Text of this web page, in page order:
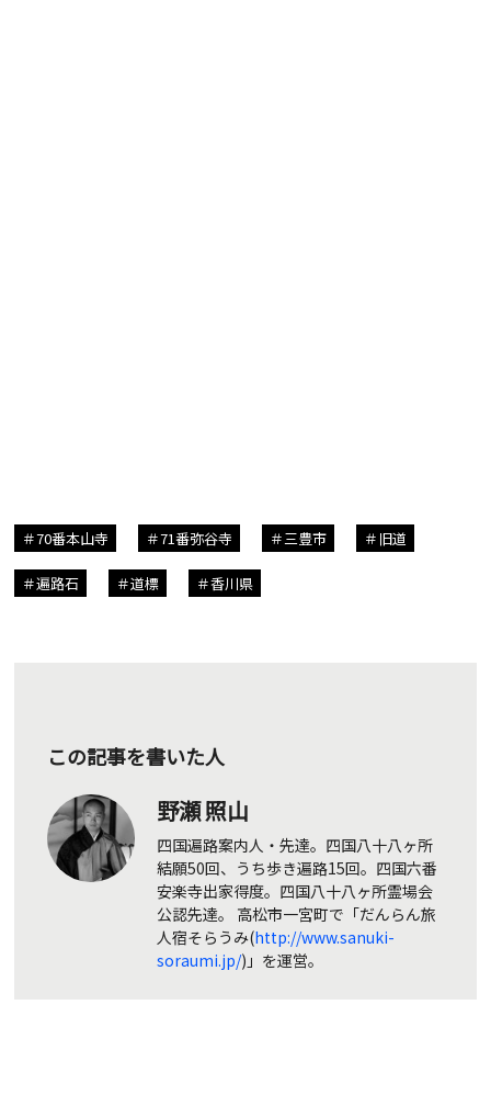
70番本山寺 71番弥谷寺 三豊市 旧道
遍路石 道標 香川県
この記事を書いた人
野瀬 照山
四国遍路案内人・先達。四国八十八ヶ所
結願50回、うち歩き遍路15回。四国六番
安楽寺出家得度。四国八十八ヶ所霊場会
公認先達。 高松市一宮町で「だんらん旅
人宿そらうみ(http://www.sanuki-
soraumi.jp/)」を運営。